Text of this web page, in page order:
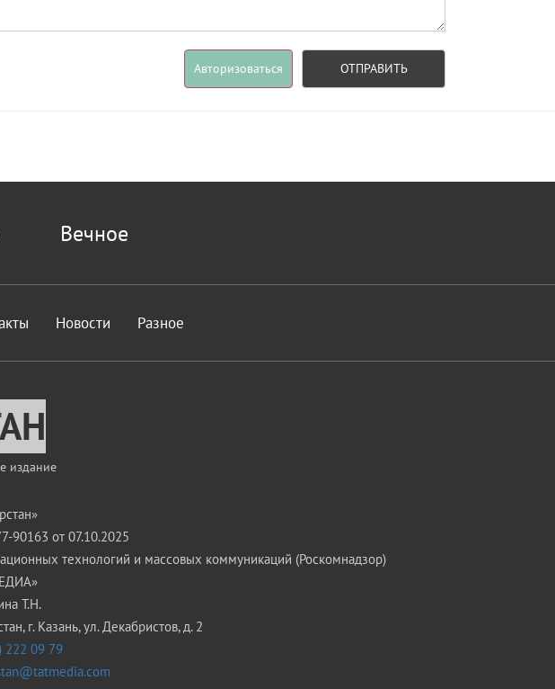
Авторизоваться ОТПРАВИТЬ
Вечное
Новости Разное
издание
90163 от 07.10.2025
технологий и массовых коммуникаций (Роскомнадзор)
Т.Н.
г. Казань, ул. Декабристов, д. 2
222 09 79